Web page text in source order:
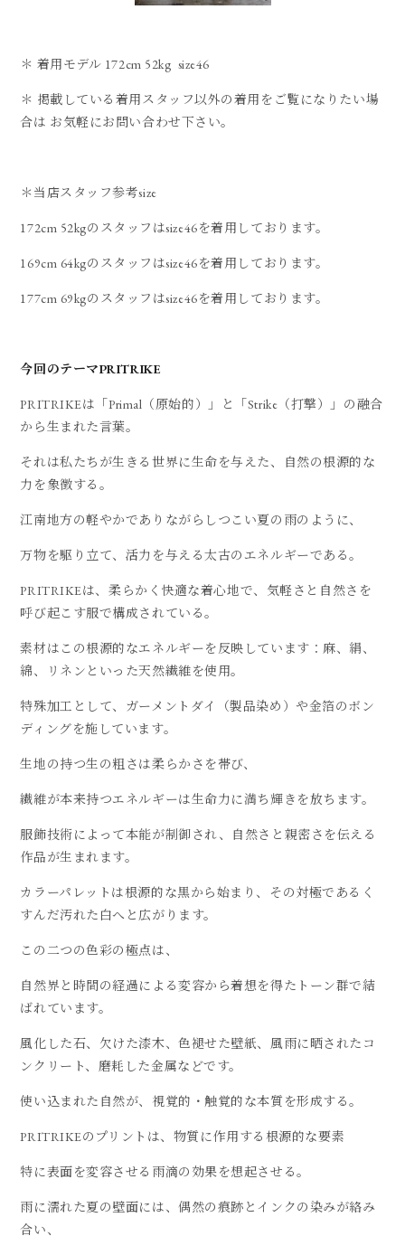
＊ 着用モデル 172cm 52kg size46
＊ 掲載している着用スタッフ以外の着用をご覧になりたい場
合は お気軽にお問い合わせ下さい。
＊当店スタッフ参考size
172cm 52kgのスタッフはsize46を着用しております。
169cm 64kgのスタッフはsize46を着用しております。
177cm 69kgのスタッフはsize46を着用しております。
今回のテーマPRITRIKE
PRITRIKEは「Primal（原始的）」と「Strike（打撃）」の融合
から生まれた言葉。
それは私たちが生きる世界に生命を与えた、自然の根源的な
力を象徴する。
江南地方の軽やかでありながらしつこい夏の雨のように、
万物を駆り立て、活力を与える太古のエネルギーである。
PRITRIKEは、柔らかく快適な着心地で、気軽さと自然さを
呼び起こす服で構成されている。
素材はこの根源的なエネルギーを反映しています：麻、絹、
綿、リネンといった天然繊維を使用。
特殊加工として、ガーメントダイ（製品染め）や金箔のボン
ディングを施しています。
生地の持つ生の粗さは柔らかさを帯び、
繊維が本来持つエネルギーは生命力に満ち輝きを放ちます。
服飾技術によって本能が制御され、自然さと親密さを伝える
作品が生まれます。
カラーパレットは根源的な黒から始まり、その対極であるく
すんだ汚れた白へと広がります。
この二つの色彩の極点は、
自然界と時間の経過による変容から着想を得たトーン群で結
ばれています。
風化した石、欠けた漆木、色褪せた壁紙、風雨に晒されたコ
ンクリート、磨耗した金属などです。
使い込まれた自然が、視覚的・触覚的な本質を形成する。
PRITRIKEのプリントは、物質に作用する根源的な要素
特に表面を変容させる雨滴の効果を想起させる。
雨に濡れた夏の壁面には、偶然の痕跡とインクの染みが絡み
合い、